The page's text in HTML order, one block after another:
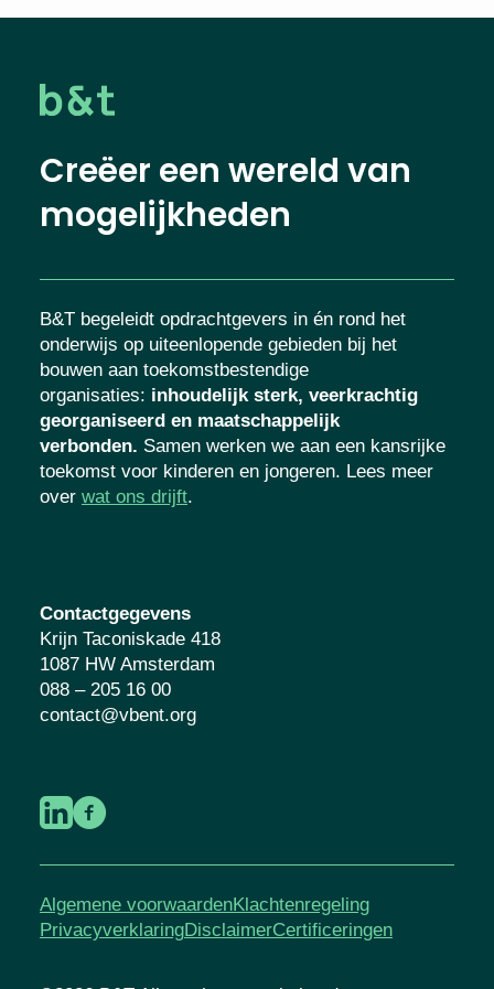
Creëer een wereld van
B&T begeleidt opdrachtgevers in én rond het
onderwijs op uiteenlopende gebieden bij het
bouwen aan toekomstbestendige
organisaties: inhoudelijk sterk, veerkrachtig
georganiseerd en maatschappelijk
verbonden.Samen werken we aan een
kansrijke toekomst voor kinderen en
Contactgegevens
Krijn Taconiskade 418
1087 HW Amsterdam
088 – 205 16 00
Algemene voorwaardenKlachtenregeling